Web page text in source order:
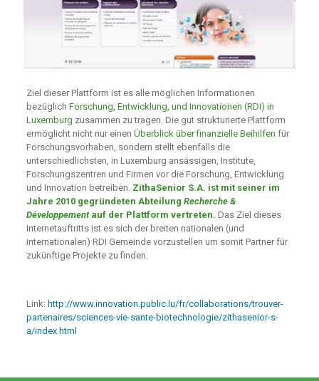
Ziel dieser Plattform ist es alle möglichen Informationen
bezüglich Forschung, Entwicklung, und Innovationen (RDI) in
Luxemburg zusammen zu tragen. Die gut strukturierte Plattform
ermöglicht nicht nur einen Überblick über finanzielle Beihilfen für
Forschungsvorhaben, sondern stellt ebenfalls die
unterschiedlichsten, in Luxemburg ansässigen, Institute,
Forschungszentren und Firmen vor die Forschung, Entwicklung
und Innovation betreiben. ZithaSenior S.A. ist mit seiner im
Jahre 2010 gegründeten Abteilung Recherche &
Développementauf der Plattform vertreten. Das Ziel dieses
Internetauftritts ist es sich der breiten nationalen (und
internationalen) RDI Gemeinde vorzustellen um somit Partner für
zukünftige Projekte zu finden.
Link: http://www.innovation.public.lu/fr/collaborations/trouver-
partenaires/sciences-vie-sante-biotechnologie/zithasenior-s-
a/index.html